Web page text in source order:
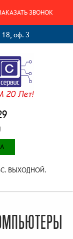
ЗВОНОК
18, оф. 3
ВЫХОДНОЙ.